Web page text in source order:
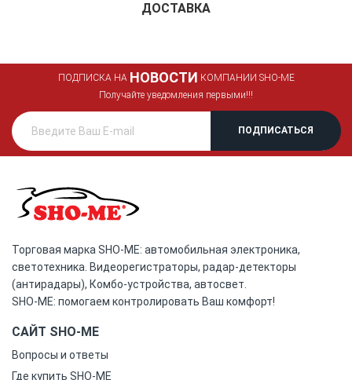
ДОСТАВКА
ПОДПИСКА НА НОВОСТИ КОМПАНИИ SHO-ME
Получайте уведомления первыми!!!
Торговая марка SHO-ME: автомобильная электроника,
светотехника. Видеорегистраторы, радар-детекторы
(антирадары), Комбо-устройства, автосвет.
SHO-ME: помогаем контролировать Ваш комфорт!
САЙТ SHO-ME
Вопросы и ответы
Где купить SHO-ME